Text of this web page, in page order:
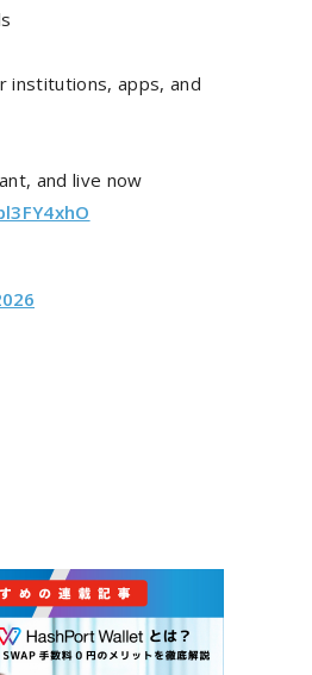
institutions, apps, and
and live now